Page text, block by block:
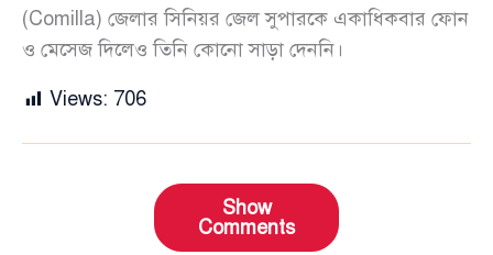
(Comilla) জেলার সিনিয়র জেল সুপারকে একাধিকবার ফোন
ও মেসেজ দিলেও তিনি কোনো সাড়া দেননি।
Views: 706
Show
Comments